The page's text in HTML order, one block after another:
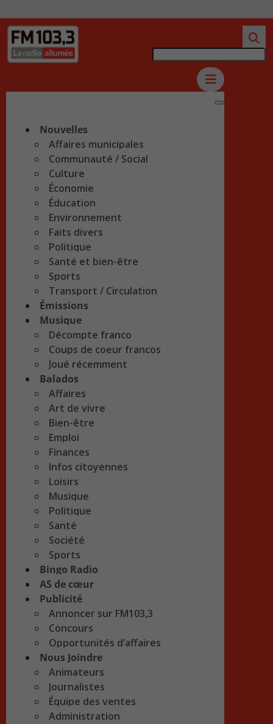
Nouvelles
Affaires municipales
Communauté / Social
Culture
Économie
Éducation
Environnement
Faits divers
Politique
Santé et bien-être
Sports
Transport / Circulation
Émissions
Musique
Décompte franco
Coups de coeur francos
Joué récemment
Balados
Affaires
Art de vivre
Bien-être
Emploi
Finances
Infos citoyennes
Loisirs
Musique
Politique
Santé
Société
Sports
Bingo Radio
AS de cœur
Publicité
Annoncer sur FM103,3
Concours
Opportunités d’affaires
Nous Joindre
Animateurs
Journalistes
Équipe des ventes
Administration